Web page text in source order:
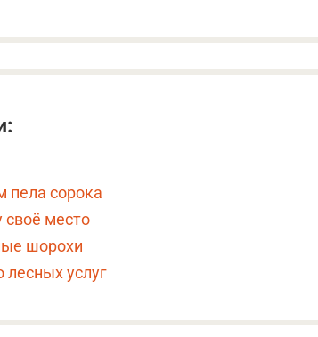
пела сорока
своё место
шорохи
услуг